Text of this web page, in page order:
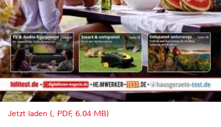
Jetzt laden (, PDF, 6.04 MB)